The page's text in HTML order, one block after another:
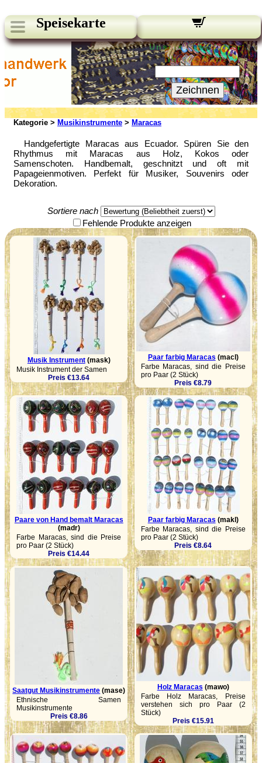
Speisekarte
Unsere Newsletter:
Ihre E-Mail:
Zeichnen
Kategorie > Musikinstrumente > Maracas
Handgefertigte Maracas aus Ecuador. Spüren Sie den
Rhythmus mit Maracas aus Holz, Kokos oder
Samenschoten. Handbemalt, geschnitzt und oft mit
Papageienmotiven. Perfekt für Musiker, Souvenirs oder
Dekoration.
Sortiere nach
Fehlende Produkte anzeigen
Musik Instrument(mask)
Musik Instrument der Samen
Preis €13.64
Paar farbig Maracas (macl)
Farbe Maracas, sind die Preise
pro Paar (2 Stück)
Preis €8.79
Paare von Hand bemalt Maracas
(madr)
Farbe Maracas, sind die Preise
pro Paar (2 Stück)
Preis €14.44
Paar farbig Maracas (makl)
Farbe Maracas, sind die Preise
pro Paar (2 Stück)
Preis €8.64
Saatgut Musikinstrumente (mase)
Ethnische Samen
Musikinstrumente
Preis €8.86
Holz Maracas (mawo)
Farbe Holz Maracas, Preise
verstehen sich pro Paar (2
Stück)
Preis €15.91